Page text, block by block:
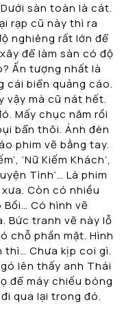
sàn toàn là cát.
rạp cũ này thì ra
nghiêng rất lớn để
để làm sàn có độ
Ấn tượng nhất là
cái biển quảng cáo.
vậy mà cũ nát hết.
Mấy chục năm rồi
bẩn thôi. Ánh đèn
phim vẽ bằng tay.
‘Nữ Kiếm Khách’,
Tình’… Là phim
Còn có nhiều
Có hình vẽ
Bức tranh vẽ này lỗ
chỗ phần mặt. Hình
thì… Chưa kịp coi gì.
lên thấy anh Thái
để máy chiếu bóng
qua lại trong đó.